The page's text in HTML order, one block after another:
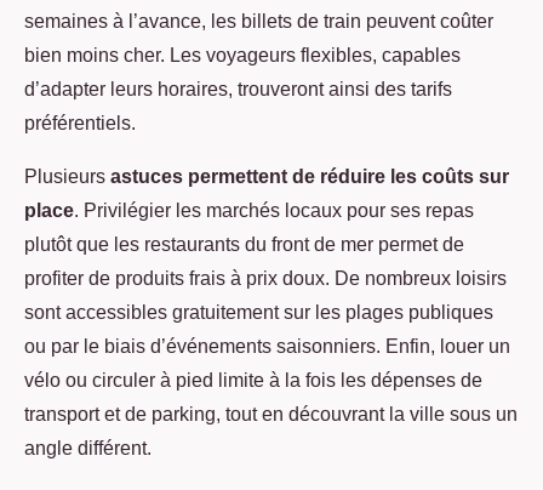
semaines à l’avance, les billets de train peuvent coûter
bien moins cher. Les voyageurs flexibles, capables
d’adapter leurs horaires, trouveront ainsi des tarifs
préférentiels.
Plusieurs astuces permettent de réduire les coûts sur
place. Privilégier les marchés locaux pour ses repas
plutôt que les restaurants du front de mer permet de
profiter de produits frais à prix doux. De nombreux loisirs
sont accessibles gratuitement sur les plages publiques
ou par le biais d’événements saisonniers. Enfin, louer un
vélo ou circuler à pied limite à la fois les dépenses de
transport et de parking, tout en découvrant la ville sous un
angle différent.